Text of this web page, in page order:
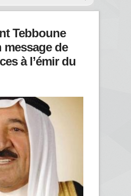
Tebboune
message de
à l’émir du